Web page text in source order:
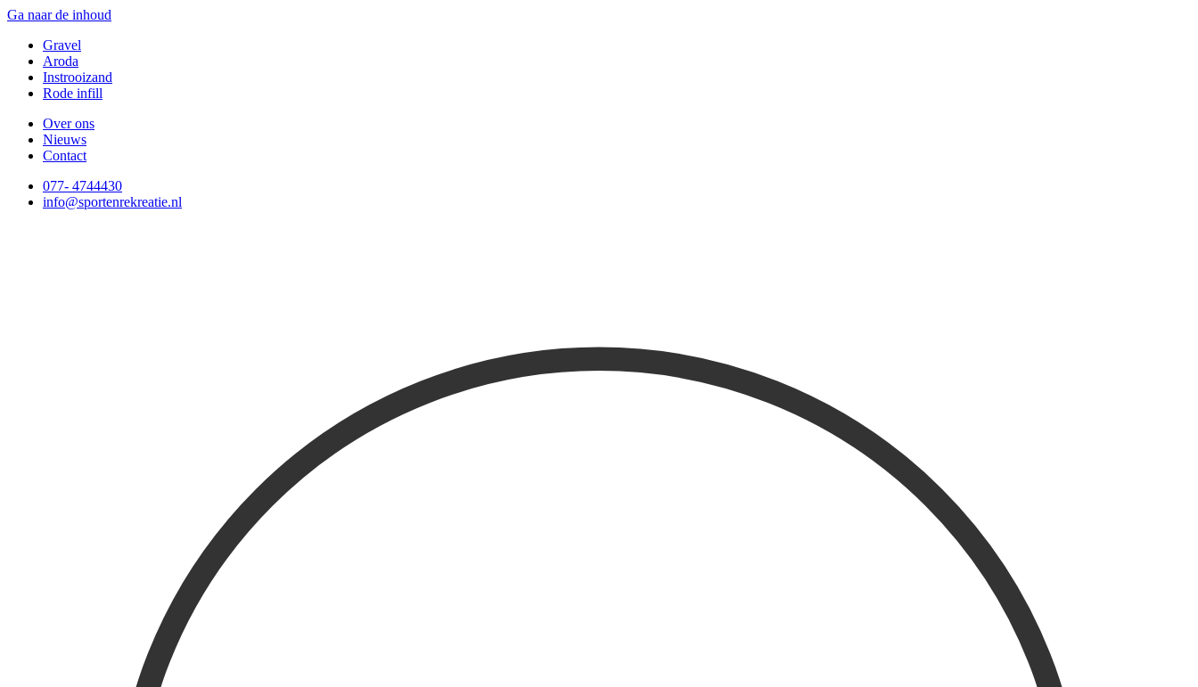
Ga naar de inhoud
Gravel
Aroda
Instrooizand
Rode infill
Over ons
Nieuws
Contact
077- 4744430
info@sportenrekreatie.nl